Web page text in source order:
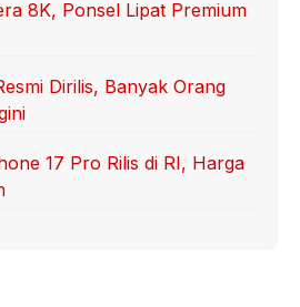
8K, Ponsel Lipat Premium
Dirilis, Banyak Orang
17 Pro Rilis di RI, Harga